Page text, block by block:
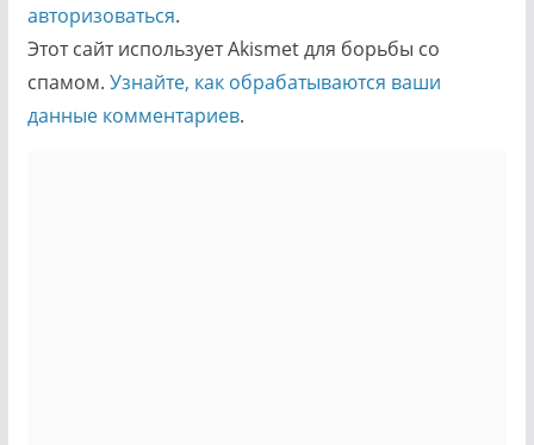
авторизоваться.
Этот сайт использует Akismet для борьбы со
спамом. Узнайте, как обрабатываются ваши
данные комментариев.